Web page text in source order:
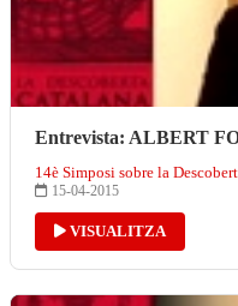
Entrevista: ALBERT
14è Simposi sobre la
15-04-2015
VISUALITZA